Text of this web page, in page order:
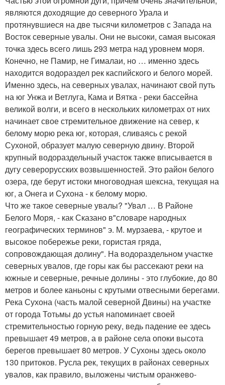
являются доходящие до северного Урала и
протянувшиеся на две тысячи километров с Запада на
Восток северные увалы. Они не высоки, самая высокая
точка здесь всего лишь 293 метра над уровнем моря.
Конечно, не Памир, не Гималаи, но … именно здесь
находится водораздел рек каспийского и белого морей.
Именно здесь, на северных увалах, начинают свой путь
на юг Унжа и Ветлуга, Кама и Вятка - реки бассейна
великой волги, и всего в нескольких километрах от них
начинает свое стремительное движение на север, к
белому морю река юг, которая, сливаясь с рекой
Сухоной, образует малую северную двину. Второй
крупный водораздельный участок также вписывается в
дугу северорусских возвышенностей. Это район белого
озера, где берут истоки многоводная шексна, текущая на
юг, а Онега и Сухона - к белому морю.
Что же такое северные увалы? "Увал … В Районе
Белого Моря, - как Сказано в"словаре народных
географических терминов" э. М. мурзаева, - крутое и
высокое побережье реки, гористая гряда,
сопровождающая долину". На водораздельном участке
северных увалов, где горы как бы рассекают реки на
южные и северные, речные долины - это глубокие, до 80
метров и более каньоны с крутыми отвесными берегами.
Река Сухона (часть малой северной Двины) на участке
от города Тотьмы до устья напоминает своей
стремительностью горную реку, ведь падение ее здесь
превышает 49 метров, а в районе села опоки высота
берегов превышает 80 метров. У Сухоны здесь около
130 притоков. Русла рек, текущих в районах северных
увалов, как правило, выложены чистым оранжево-